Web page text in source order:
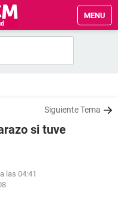
MENU
Siguiente Tema
si tuve
las 04:41